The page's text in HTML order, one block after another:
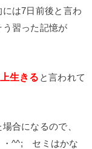
は7日前後と言わ
習った記憶が
生きる と言われて
合になるので、
・^^; セミはかな